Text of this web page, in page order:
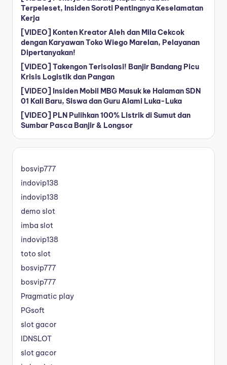
Terpeleset, Insiden Soroti Pentingnya Keselamatan
Kerja
[VIDEO] Konten Kreator Aleh dan Mila Cekcok
dengan Karyawan Toko Wiego Marelan, Pelayanan
Dipertanyakan!
[VIDEO] Takengon Terisolasi! Banjir Bandang Picu
Krisis Logistik dan Pangan
[VIDEO] Insiden Mobil MBG Masuk ke Halaman SDN
01 Kali Baru, Siswa dan Guru Alami Luka-Luka
[VIDEO] PLN Pulihkan 100% Listrik di Sumut dan
Sumbar Pasca Banjir & Longsor
bosvip777
indovip138
indovip138
demo slot
imba slot
indovip138
toto slot
bosvip777
bosvip777
Pragmatic play
PGsoft
slot gacor
IDNSLOT
slot gacor